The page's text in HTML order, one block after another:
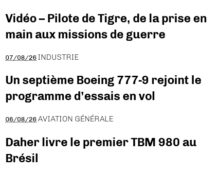
Vidéo – Pilote de Tigre, de la prise en
main aux missions de guerre
07/08/26 INDUSTRIE
Un septième Boeing 777-9 rejoint le
programme d’essais en vol
06/08/26 AVIATION GÉNÉRALE
Daher livre le premier TBM 980 au
Brésil